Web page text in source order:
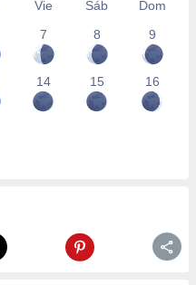
Vie Sáb
Dom
7 8 9
14 15 16